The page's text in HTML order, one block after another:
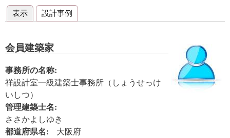
プライマリータブ
表示 (アクティブなタブ)
設計事例
会員建築家
事務所の名称:
祥設計室一級建築士事務所（しょうせっけ
いしつ）
管理建築士名:
ささかよしゆき
都道府県名: 大阪府